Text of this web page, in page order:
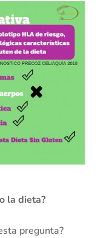
la dieta?
pregunta?